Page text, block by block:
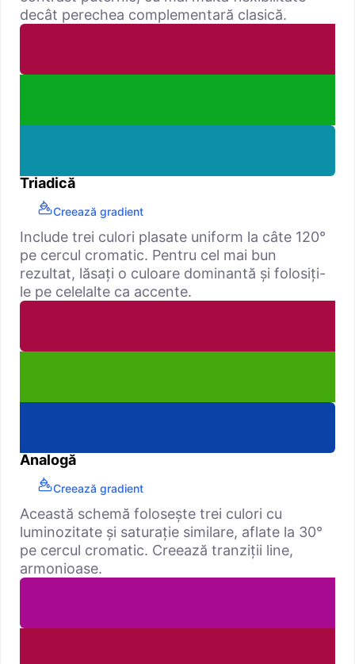
decât perechea complementară clasică.
Triadică
Creează gradient
Include trei culori plasate uniform la câte 120°
pe cercul cromatic. Pentru cel mai bun
rezultat, lăsați o culoare dominantă și folosiți-
le pe celelalte ca accente.
Analogă
Creează gradient
Această schemă folosește trei culori cu
luminozitate și saturație similare, aflate la 30°
pe cercul cromatic. Creează tranziții line,
armonioase.